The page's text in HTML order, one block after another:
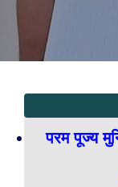
परम पूज्य